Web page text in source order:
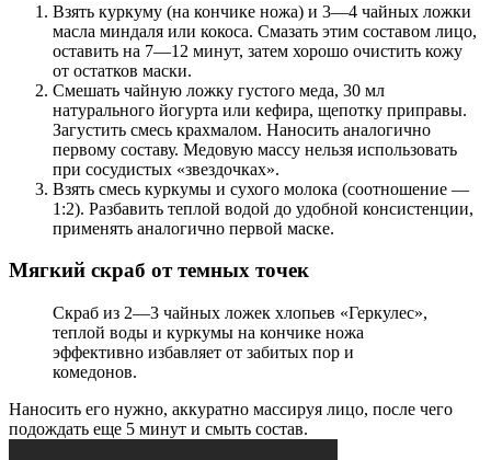
Взять куркуму (на кончике ножа) и 3—4 чайных ложки
масла миндаля или кокоса. Смазать этим составом лицо,
оставить на 7—12 минут, затем хорошо очистить кожу
от остатков маски.
Смешать чайную ложку густого меда, 30 мл
натурального йогурта или кефира, щепотку приправы.
Загустить смесь крахмалом. Наносить аналогично
первому составу. Медовую массу нельзя использовать
при сосудистых «звездочках».
Взять смесь куркумы и сухого молока (соотношение —
1:2). Разбавить теплой водой до удобной консистенции,
применять аналогично первой маске.
Мягкий скраб от темных точек
Скраб из 2—3 чайных ложек хлопьев «Геркулес»,
теплой воды и куркумы на кончике ножа
эффективно избавляет от забитых пор и
комедонов.
Наносить его нужно, аккуратно массируя лицо, после чего
подождать еще 5 минут и смыть состав.